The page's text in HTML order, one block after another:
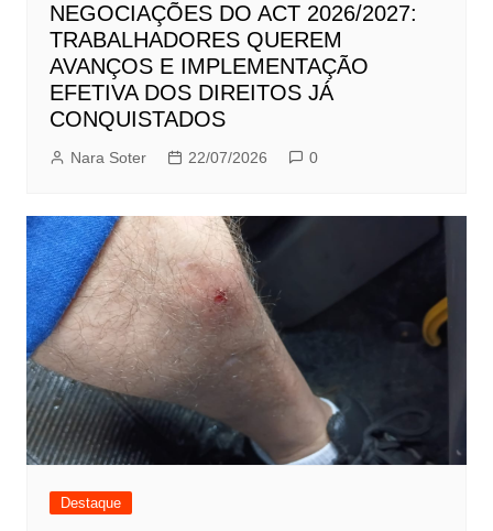
NEGOCIAÇÕES DO ACT 2026/2027:
TRABALHADORES QUEREM
AVANÇOS E IMPLEMENTAÇÃO
EFETIVA DOS DIREITOS JÁ
CONQUISTADOS
Nara Soter 22/07/2026 0
Destaque